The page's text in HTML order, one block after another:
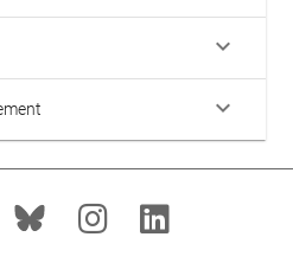
keyboard_arrow_down
keyboard_arrow_down